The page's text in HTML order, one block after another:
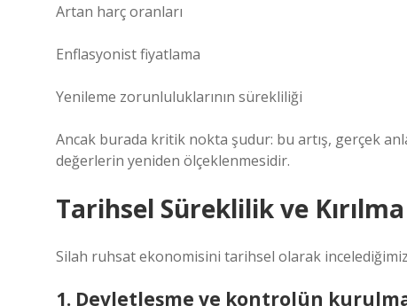
Artan harç oranları
Enflasyonist fiyatlama
Yenileme zorunluluklarının sürekliliği
Ancak burada kritik nokta şudur: bu artış, gerçek
değerlerin yeniden ölçeklenmesidir.
Tarihsel Süreklilik ve
Silah ruhsat ekonomisini tarihsel olarak
1. Devletleşme ve kontrolün